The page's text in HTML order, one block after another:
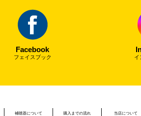
Facebook
フェイスブック イ
補聴器について 購入までの流れ 当店について